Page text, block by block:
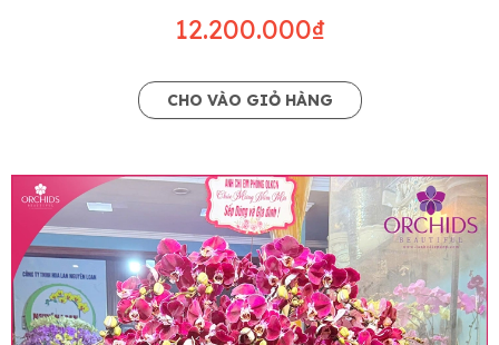
12.200.000₫
CHO VÀO GIỎ HÀNG